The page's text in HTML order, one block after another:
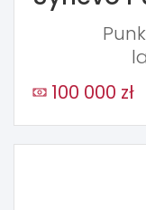
100 000 zł